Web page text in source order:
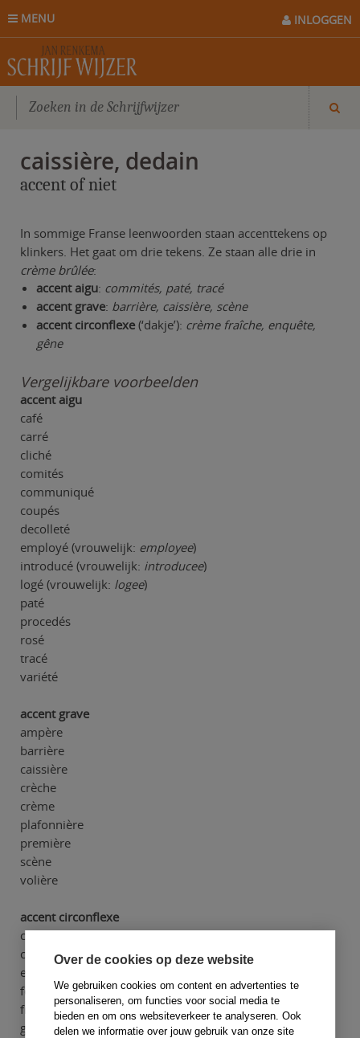
Over de cookies op deze website
We gebruiken cookies om content en advertenties te
personaliseren, om functies voor social media te
bieden en om ons websiteverkeer te analyseren. Ook
delen we informatie over jouw gebruik van onze site
MENU INLOGGEN
caissière, dedain
accent of niet
In sommige Franse leenwoorden staan accenttekens op
klinkers. Het gaat om drie tekens. Ze staan alle drie in
crème brûlée:
accent aigu: commités, paté, tracé
accent grave: barrière, caissière, scène
accent circonflexe (‘dakje’): crème fraîche, enquête,
gêne
Vergelijkbare voorbeelden
accent aigu
café
carré
cliché
comités
communiqué
coupés
decolleté
employé (vrouwelijk: employee)
introducé (vrouwelijk: introducee)
logé (vrouwelijk: logee)
paté
procedés
rosé
tracé
variété
accent grave
ampère
barrière
caissière
crèche
crème
plafonnière
première
scène
volière
accent circonflexe
crème fraîche
crêpe
enquête
fêteren
frêle
gemêleerd